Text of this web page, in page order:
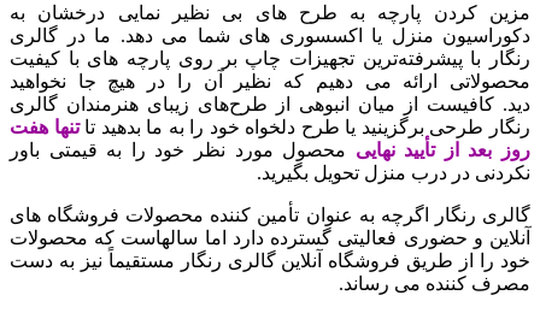
مزین کردن پارچه به طرح های بی نظیر نمایی درخشان به
دکوراسیون منزل یا اکسسوری های شما می دهد. ما در گالری
رنگار با پیشرفته‌ترین تجهیزات چاپ بر روی پارچه های با کیفیت
محصولاتی ارائه می دهیم که نظیر آن را در هیچ جا نخواهید
دید. کافیست از میان انبوهی از طرح‌های زیبای هنرمندان گالری
رنگار طرحی برگزینید یا طرح دلخواه خود را به ما بدهید تا تنها هفت
روز بعد از تأیید نهایی محصول مورد نظر خود را به قیمتی باور
نکردنی در درب منزل تحویل بگیرید.
گالری رنگار اگرچه به عنوان تأمین کننده محصولات فروشگاه های
آنلاین و حضوری فعالیتی گسترده دارد اما سالهاست که محصولات
خود را از طریق فروشگاه آنلاین گالری رنگار مستقیماً نیز به دست
مصرف کننده می رساند.